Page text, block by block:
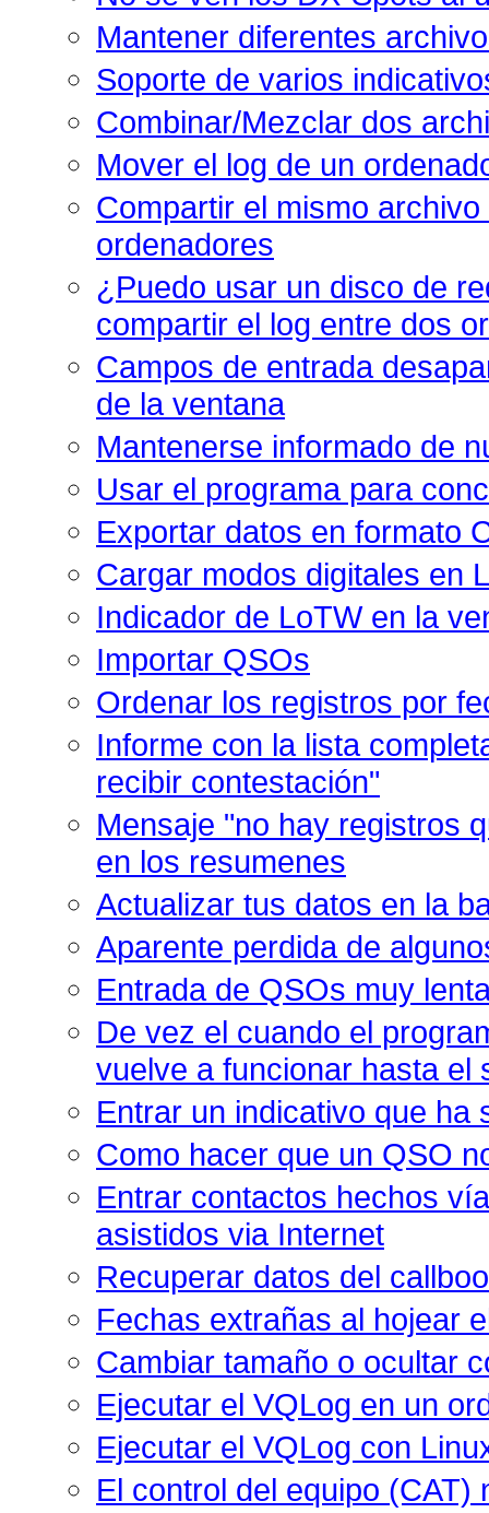
Mantener diferentes
Soporte de varios
Combinar/Mezclar dos
Mover el log de un
Compartir el mismo
ordenadores
¿ Puedo usar un disco de
compartir el log entre dos
Campos de entrada
de la ventana
Mantenerse informado de
Usar el programa para
Exportar datos en formato
Cargar modos digitales en
Indicador de LoTW en la
Importar QSOs
Ordenar los registros por
Informe con la lista
recibir contestación"
Mensaje "no hay registros
en los resumenes
Actualizar tus datos en la
Aparente perdida de
Entrada de QSOs muy
De vez el cuando el
vuelve a funcionar hasta el
Entrar un indicativo que ha
Como hacer que un QSO
Entrar contactos hechos
asistidos via Internet
Recuperar datos del
Fechas extrañas al hojear
Cambiar tamaño o ocultar
Ejecutar el VQLog en un
Ejecutar el VQLog con
El control del equipo (CAT)